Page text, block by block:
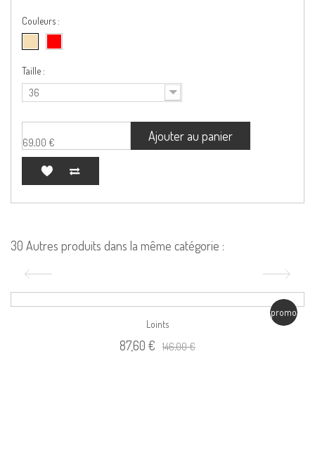
Couleurs :
Taille :
36
69,00 € Ajouter au panier
30 Autres produits dans la même catégorie :
promo
Loints
87,60 € 146,00 €